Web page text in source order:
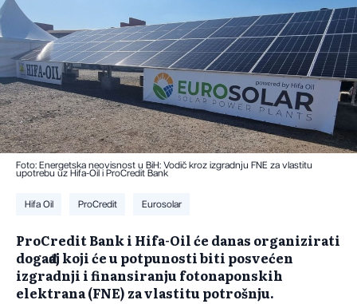
Foto: Energetska neovisnost u BiH: Vodič kroz izgradnju FNE za vlastitu
upotrebu uz Hifa-Oil i ProCredit Bank
Hifa Oil ProCredit Eurosolar
ProCredit Bank i Hifa-Oil će danas organizirati
događaj koji će u potpunosti biti posvećen
izgradnji i finansiranju fotonaponskih
elektrana (FNE) za vlastitu potrošnju.